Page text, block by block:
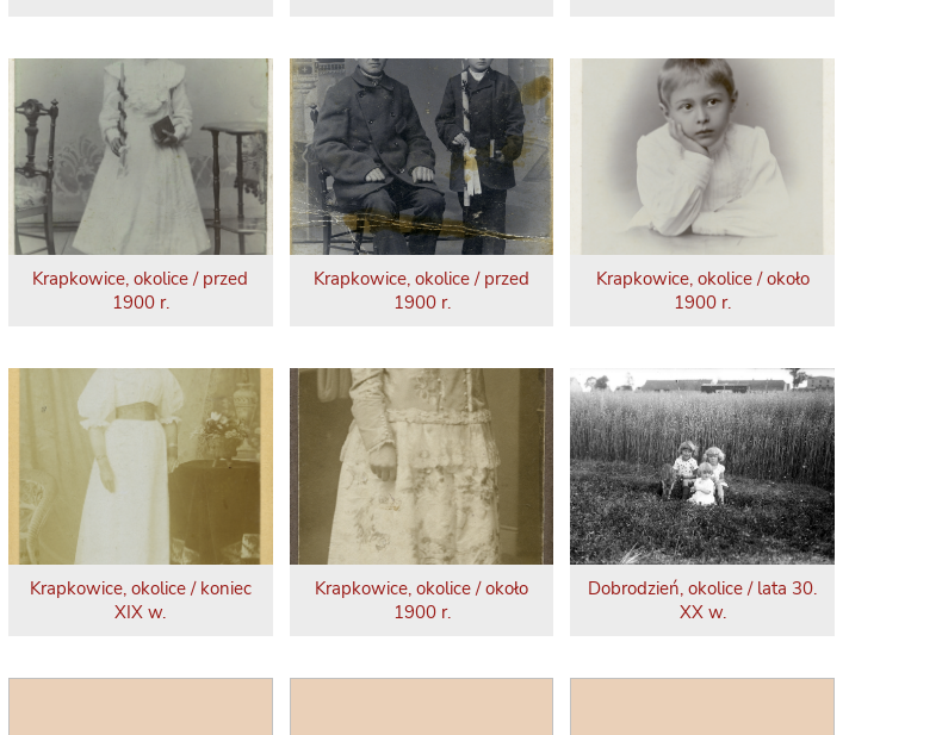
Krapkowice, okolice / przed
1900 r.
Krapkowice, okolice / przed
1900 r.
Krapkowice, okolice / około
1900 r.
Krapkowice, okolice / koniec
XIX w.
Krapkowice, okolice / około
1900 r.
Dobrodzień, okolice / lata 30.
XX w.